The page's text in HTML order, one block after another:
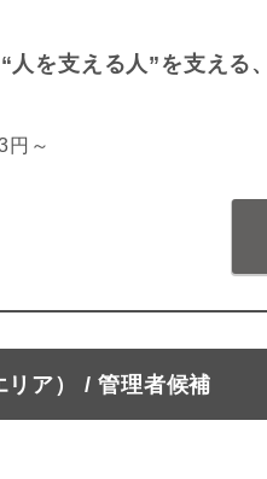
“人を支える人”を支え
円～
ア） / 管理者候補